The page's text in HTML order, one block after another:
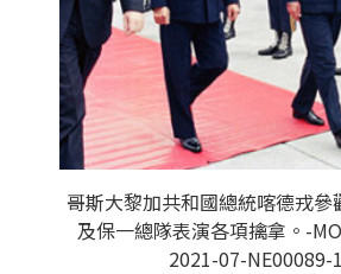
哥斯大黎加共和國總統喀德戎參
及保一總隊表演各項擒拿。-
2021-07-NE00089-